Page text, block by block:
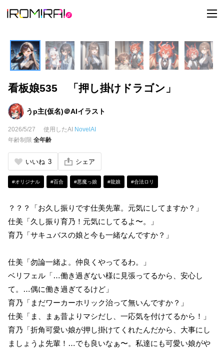
t
o
l
e
n
a
v
看板娘535 「押し掛けドラゴン」
うp主(仮名)＠AIイラスト
2026/5/27 使用したAI NovelAI
年齢制限 全年齢
いいね 3 シェア
#オリジナル #百合 #悪魔っ娘 #龍娘 #合法ロリ
？？？「お久し振りです仕美先輩。元気にしてますか？」
仕美「久し振り育乃！元気にしてるよ〜。」
育乃「サキュバスの娘と今も一緒なんですか？」
仕美「勿論一緒よ。仲良くやってるわ。」
ベリフェル「…働き過ぎない様に見張ってるから、安心し
て。…偶に働き過ぎてるけど」
育乃「まだワーカーホリック治って無いんですか？」
仕美「ま、まぁ昔よりマシだし、一応気を付けてるから！」
育乃「折角可愛い娘が押し掛けてくれたんだから、大事にし
ましょうよ先輩！…でも良いなぁ〜。私達にも可愛い娘がや